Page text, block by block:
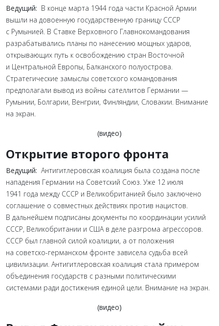
Ведущий: В конце марта 1944 года части Красной Армии
вышли на довоенную государственную границу СССР
с Румынией. В Ставке Верховного Главнокомандования
разрабатывались планы по нанесению мощных ударов,
открывающих путь к освобождению стран Восточной
и Центральной Европы, Балканского полуострова.
Стратегические замыслы советского командования
предполагали вывод из войны сателлитов Германии —
Румынии, Болгарии, Венгрии, Финляндии, Словакии. Внимание
на экран.
(видео)
Открытие второго фронта
Ведущий: Антигитлеровская коалиция была создана после
нападения Германии на Советский Союз. Уже 12 июля
1941 года между СССР и Великобританией было заключено
соглашение о совместных действиях против нацистов.
В дальнейшем подписаны документы по координации усилий
СССР, Великобритании и США в деле разгрома агрессоров.
СССР был главной силой коалиции, а от положения
на советско-германском фронте зависела судьба всей
цивилизации. Антигитлеровская коалиция стала примером
объединения государств с разными политическими
системами ради достижения единой цели. Внимание на экран.
(видео)